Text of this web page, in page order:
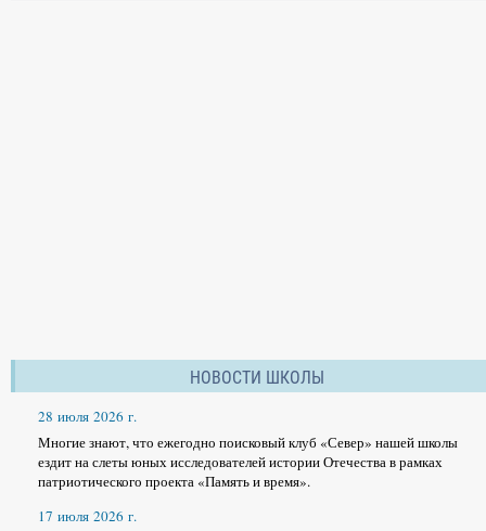
НОВОСТИ ШКОЛЫ
28 июля 2026 г.
Многие знают, что ежегодно поисковый клуб «Север» нашей школы
ездит на слеты юных исследователей истории Отечества в рамках
патриотического проекта «Память и время».
17 июля 2026 г.